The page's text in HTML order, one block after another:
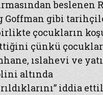
beslenen
Goffman gibi
çocukların
çünkü
ıslahevi ve
altında
iddia